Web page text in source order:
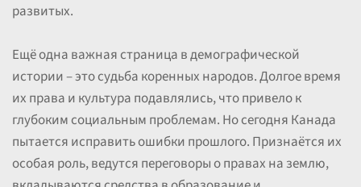
развитых.
Ещё одна важная страница в демографической
истории – это судьба коренных народов. Долгое время
их права и культура подавлялись, что привело к
глубоким социальным проблемам. Но сегодня Канада
пытается исправить ошибки прошлого. Признаётся их
особая роль, ведутся переговоры о правах на землю,